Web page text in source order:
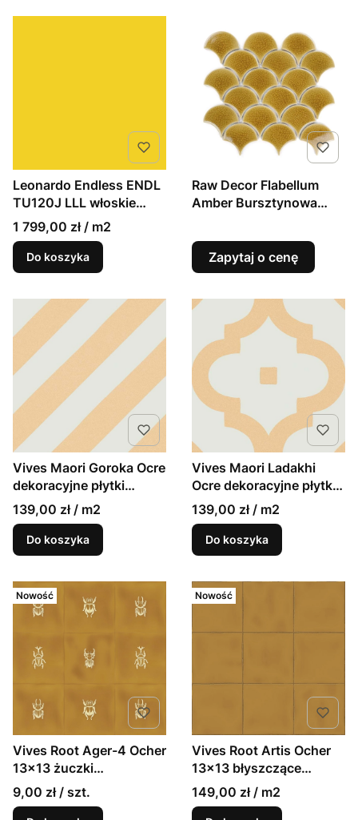
Leonardo Endless ENDL
TU120J LLL włoskie
płytki monokolor
120x120
1 799,00 zł / m2
Do koszyka
Raw Decor Flabellum
Amber Bursztynowa
Zapytaj o cenę
Vives Maori Goroka Ocre
dekoracyjne płytki
gresowe dekor 20x20
139,00 zł / m2
Do koszyka
Vives Maori Ladakhi
Ocre dekoracyjne płytki
gresowe dekor 20x20
139,00 zł / m2
Do koszyka
Nowość
Vives Root Ager-4 Ocher
13x13 żuczki
dekoracyjne błyszczące
rustykalne kafle
9,00 zł / szt.
Nowość
Vives Root Artis Ocher
13x13 błyszczące
rustykalne kafle
149,00 zł / m2